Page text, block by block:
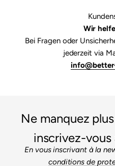
Wir
Bei Fragen oder
jederzeit via
Ne manquez
inscrivez-vous
En vous inscrivant à la
conditions de